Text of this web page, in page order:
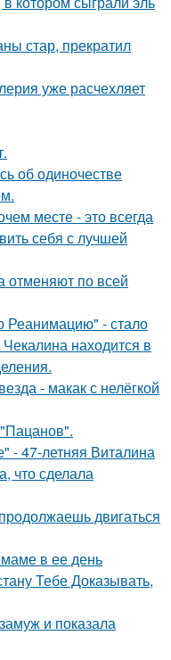
стар, прекратил
уже расчехляет
об одиночестве
месте - это всегда
себя с лучшей
отменяют по всей
Реанимацию" - стало
находится в
- макак с нелёгкой
- 47-летняя Виталина
что сделала
двигаться
в ее день
Тебе Доказывать,
и показала